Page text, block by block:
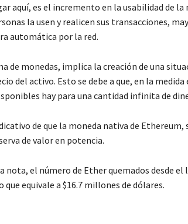
aquí, es el incremento en la usabilidad de la
la usen y realicen sus transacciones,
automática por la red.
de monedas, implica la creación de una
del activo. Esto se debe a que, en la medida
hay para una cantidad infinita de
de que la moneda nativa de Ethereum,
de valor en potencia.
nota, el número de Ether quemados desde el
que equivale a $16.7 millones de dólares.